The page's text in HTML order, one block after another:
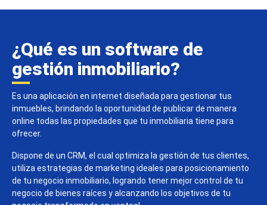
¿Qué es un software de
gestión inmobiliario?
Es una aplicación en internet diseñada para gestionar tus
inmuebles, brindando la oportunidad de publicar de manera
online todas las propiedades que tu inmobiliaria tiene para
ofrecer.
Dispone de un CRM, el cual optimiza la gestión de tus clientes,
utiliza estrategias de marketing ideales para posicionamiento
de tu negocio inmobiliario, logrando tener mejor control de tu
negocio de bienes raíces y alcanzando los objetivos de tu